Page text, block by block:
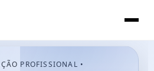
PROFISSIONAL •